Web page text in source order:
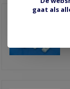
gaat als